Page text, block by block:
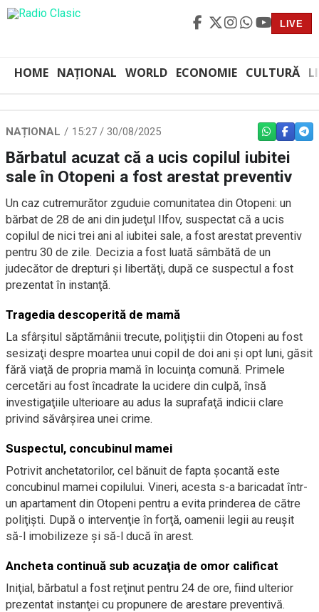
LIVE
HOME NAȚIONAL WORLD ECONOMIE CULTURĂ
NAȚIONAL 15:27 / 30/08/2025 WHATSAPP
Bărbatul acuzat că a ucis copilul iubitei
sale în Otopeni a fost arestat preventiv
Un caz cutremurător zguduie comunitatea din Otopeni: un
bărbat de 28 de ani din judeţul Ilfov, suspectat că a ucis
copilul de nici trei ani al iubitei sale, a fost arestat preventiv
pentru 30 de zile. Decizia a fost luată sâmbătă de un
judecător de drepturi şi libertăţi, după ce suspectul a fost
prezentat în instanţă.
Tragedia descoperită de mamă
La sfârşitul săptămânii trecute, poliţiştii din Otopeni au fost
sesizaţi despre moartea unui copil de doi ani şi opt luni, găsit
fără viaţă de propria mamă în locuinţa comună. Primele
cercetări au fost încadrate la ucidere din culpă, însă
investigaţiile ulterioare au adus la suprafaţă indicii clare
privind săvârşirea unei crime.
Suspectul, concubinul mamei
Potrivit anchetatorilor, cel bănuit de fapta şocantă este
concubinul mamei copilului. Vineri, acesta s-a baricadat într-
un apartament din Otopeni pentru a evita prinderea de către
poliţişti. După o intervenţie în forţă, oamenii legii au reuşit
să-l imobilizeze şi să-l ducă în arest.
Ancheta continuă sub acuzaţia de omor calificat
Iniţial, bărbatul a fost reţinut pentru 24 de ore, fiind ulterior
prezentat instanţei cu propunere de arestare preventivă.